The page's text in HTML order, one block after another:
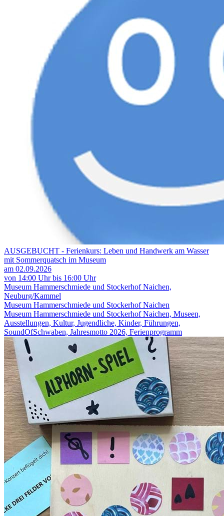
AUSGEBUCHT - Ferienkurs: Leben und Handwerk am Wasser
mit Sommerquatsch im Museum
am 02.09.2026
von 14:00 Uhr bis 16:00 Uhr
Museum Hammerschmiede und Stockerhof Naichen,
Neuburg/Kammel
Museum Hammerschmiede und Stockerhof Naichen
Museum Hammerschmiede und Stockerhof Naichen, Museen,
Ausstellungen, Kultur, Jugendliche, Kinder, Führungen,
SoundOfSchwaben, Jahresmotto 2026, Ferienprogramm